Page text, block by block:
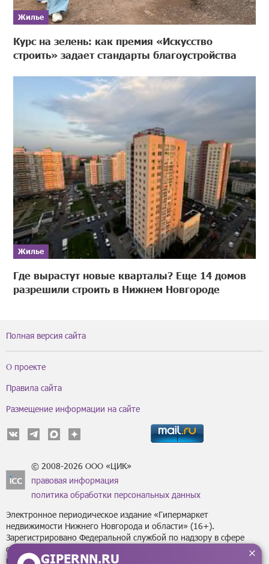
Жилье
Курс на зелень: как премия «Искусство
строить» задает стандарты благоустройства
Жилье
Где вырастут новые кварталы? Еще 14 домов
разрешили строить в Нижнем Новгороде
GIPERNN.RU
Полная версия сайта
О проекте
Правила сайта
Размещение информации на сайте
© 2008-2026 ООО «ЦИК»
правовая информация
политика обработки персональных данных
Электронное периодическое издание «Гипермаркет
недвижимости Нижнего Новгорода и области» (16+).
Зарегистрировано Федеральной службой по надзору в сфере
связи, информационных технологий
и массовых коммуникаций (Роскомнадзор) за регистрационным